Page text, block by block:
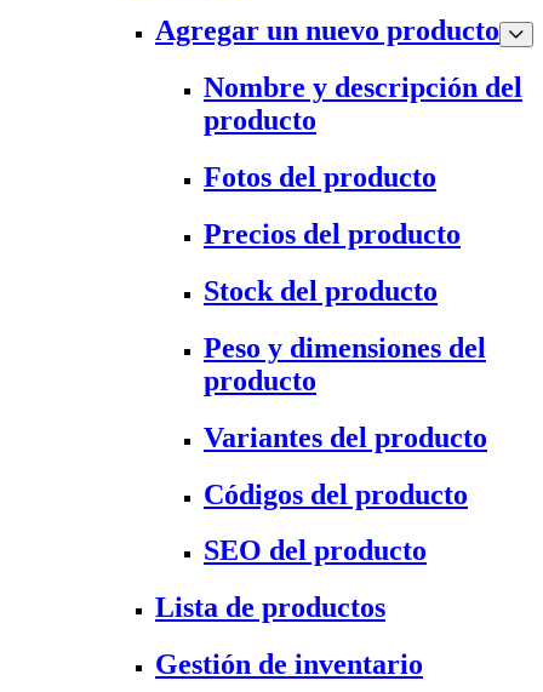
Agregar un nuevo producto
Nombre y descripción del
producto
Fotos del producto
Precios del producto
Stock del producto
Peso y dimensiones del
producto
Variantes del producto
Códigos del producto
SEO del producto
Lista de productos
Gestión de inventario